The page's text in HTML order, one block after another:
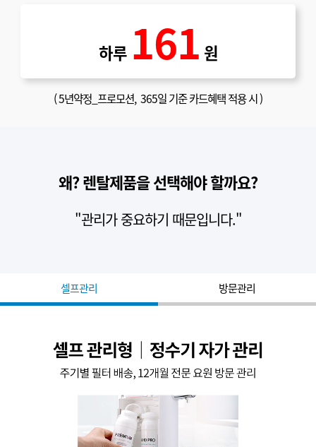
하루 161 원
(5년약정_프로모션, 365일 기준 카드혜택 적용 시 )
왜? 렌탈제품을 선택해야 할까요?
"관리가 중요하기 때문입니다."
셀프관리 방문관리